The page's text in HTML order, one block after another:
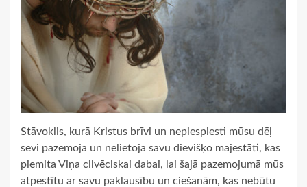
Stāvoklis, kurā Kristus brīvi un nepiespiesti mūsu dēļ
sevi pazemoja un nelietoja savu dievišķo majestāti, kas
piemita Viņa cilvēciskai dabai, lai šajā pazemojumā mūs
atpestītu ar savu paklausību un ciešanām, kas nebūtu